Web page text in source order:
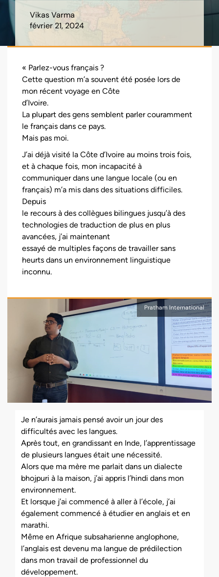
Vikas Varma
février 21, 2024
« Parlez-vous français ?
Cette question m’a souvent été posée lors de
mon récent voyage en Côte
d’Ivoire.
La plupart des gens semblent parler couramment
le français dans ce pays.
Mais pas moi.
J’ai déjà visité la Côte d’Ivoire au moins trois fois,
et à chaque fois, mon incapacité à
communiquer dans une langue locale (ou en
français) m’a mis dans des situations difficiles.
Depuis
le recours à des collègues bilingues jusqu’à des
technologies de traduction de plus en plus
avancées, j’ai maintenant
essayé de multiples façons de travailler sans
heurts dans un environnement linguistique
inconnu.
Pratham International
Je n’aurais jamais pensé avoir un jour des
difficultés avec les langues.
Après tout, en grandissant en Inde, l’apprentissage
de plusieurs langues était une nécessité.
Alors que ma mère me parlait dans un dialecte
bhojpuri à la maison, j’ai appris l’hindi dans mon
environnement.
Et lorsque j’ai commencé à aller à l’école, j’ai
également commencé à étudier en anglais et en
marathi.
Même en Afrique subsaharienne anglophone,
l’anglais est devenu ma langue de prédilection
dans mon travail de professionnel du
développement.